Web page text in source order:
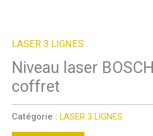
LASER 3 LIGNES
Niveau laser
coffret
Catégorie : LASER 3 LIGNES